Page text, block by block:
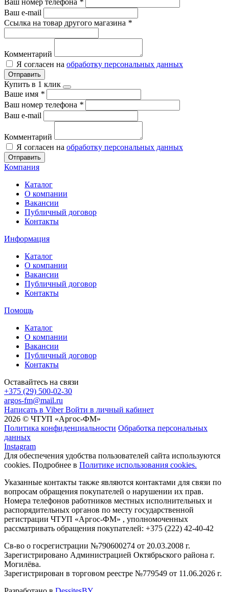
Ваш e-mail
Ссылка на товар другого магазина *
Комментарий
Я согласен на обработку персональных данных
Отправить
Купить в 1 клик
Ваше имя *
Ваш номер телефона *
Ваш e-mail
Комментарий
Я согласен на обработку персональных данных
Отправить
Компания
Каталог
О компании
Вакансии
Публичный договор
Контакты
Информация
Каталог
О компании
Вакансии
Публичный договор
Контакты
Помощь
Каталог
О компании
Вакансии
Публичный договор
Контакты
Оставайтесь на связи
+375 (29) 500-02-30
argos-fm@mail.ru
Написать в Viber Войти в личный кабинет
2026 © ЧТУП «Аргос-ФМ»
Политика конфиденциальности Обработка персональных
данных
Instagram
Для обеспечения удобства пользователей сайта используются
cookies. Подробнее в Политике использования cookies.
Указанные контакты также являются контактами для связи по
вопросам обращения покупателей о нарушении их прав.
Номера телефонов работников местных исполнительных и
распорядительных органов по месту государственной
регистрации ЧТУП «Аргос-ФМ» , уполномоченных
рассматривать обращения покупателей: +375 (222) 42-40-42
Св-во о госрегистрации №790600274 от 20.03.2008 г.
Зарегистрировано Администрацией Октябрьского района г.
Могилёва.
Зарегистрирован в торговом реестре №779549 от 11.06.2026 г.